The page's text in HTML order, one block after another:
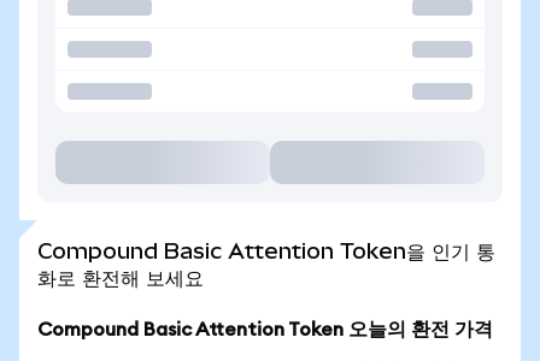
Compound Basic Attention Token을 인기 통
화로 환전해 보세요
Compound Basic Attention Token 오늘의 환전 가격